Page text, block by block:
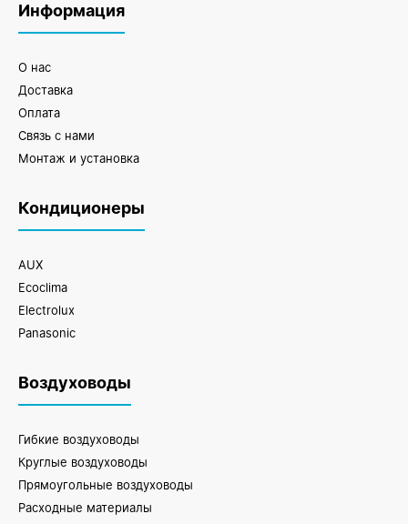
Информация
О нас
Доставка
Оплата
Связь с нами
Монтаж и установка
Кондиционеры
AUX
Ecoclima
Electrolux
Panasonic
Воздуховоды
Гибкие воздуховоды
Круглые воздуховоды
Прямоугольные воздуховоды
Расходные материалы